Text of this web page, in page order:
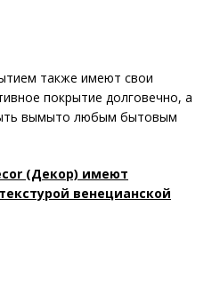
также имеют свои
покрытие долговечно, а
вымыто любым бытовым
(Декор) имеют
венецианской